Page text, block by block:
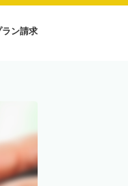
ラン請求